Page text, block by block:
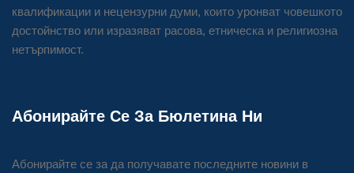
квалификации и нецензурни думи, които уронват човешкото
достойнство или изразяват расова, етническа и религиозна
нетърпимост.
Абонирайте Се За Бюлетина Ни
Абонирайте се за да получавате последните новини в